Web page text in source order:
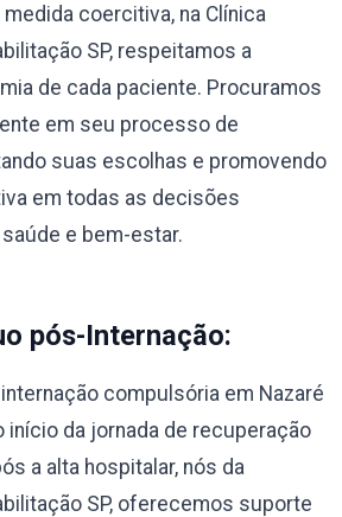
coercitiva, na Clínica
SP, respeitamos a
de cada paciente. Procuramos
em seu processo de
suas escolhas e promovendo
em todas as decisões
e bem-estar.
pós-Internação:
compulsória em Nazaré
início da jornada de recuperação
a alta hospitalar, nós da
SP, oferecemos suporte